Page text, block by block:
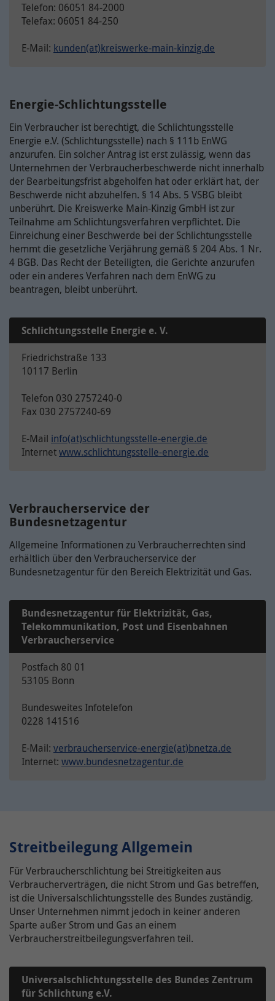
Telefon: 06051 84-2000
Telefax: 06051 84-250
E-Mail: kunden(at)kreiswerke-main-kinzig.de
Energie-Schlichtungsstelle
Ein Verbraucher ist berechtigt, die Schlichtungsstelle
Energie e.V. (Schlichtungsstelle) nach § 111b EnWG
anzurufen. Ein solcher Antrag ist erst zulässig, wenn das
Unternehmen der Verbraucherbeschwerde nicht innerhalb
der Bearbeitungsfrist abgeholfen hat oder erklärt hat, der
Beschwerde nicht abzuhelfen. § 14 Abs. 5 VSBG bleibt
unberührt. Die Kreiswerke Main-Kinzig GmbH ist zur
Teilnahme am Schlichtungsverfahren verpflichtet. Die
Einreichung einer Beschwerde bei der Schlichtungsstelle
hemmt die gesetzliche Verjährung gemäß § 204 Abs. 1 Nr.
4 BGB. Das Recht der Beteiligten, die Gerichte anzurufen
oder ein anderes Verfahren nach dem EnWG zu
beantragen, bleibt unberührt.
Schlichtungsstelle Energie e. V.
Friedrichstraße 133
10117 Berlin
Telefon 030 2757240-0
Fax 030 2757240-69
E-Mail info(at)schlichtungsstelle-energie.de
Internetwww.schlichtungsstelle-energie.de
Verbraucherservice der
Bundesnetzagentur
Allgemeine Informationen zu Verbraucherrechten sind
erhältlich über den Verbraucherservice der
Bundesnetzagentur für den Bereich Elektrizität und Gas.
Bundesnetzagentur für Elektrizität, Gas,
Telekommunikation, Post und Eisenbahnen
Verbraucherservice
Postfach 80 01
53105 Bonn
Bundesweites Infotelefon
0228 141516
E-Mail: verbraucherservice-energie(at)bnetza.de
Internet: www.bundesnetzagentur.de
Streitbeilegung Allgemein
Für Verbraucherschlichtung bei Streitigkeiten aus
Verbraucherverträgen, die nicht Strom und Gas betreffen,
ist die Universalschlichtungsstelle des Bundes zuständig.
Unser Unternehmen nimmt jedoch in keiner anderen
Sparte außer Strom und Gas an einem
Verbraucherstreitbeilegungsverfahren teil.
Universalschlichtungsstelle des Bundes Zentrum
für Schlichtung e.V.